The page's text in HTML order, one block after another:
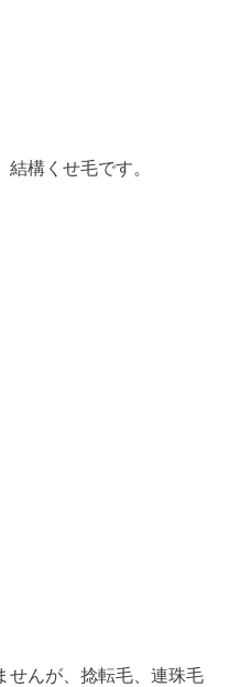
構くせ毛です。
せんが、捻転毛、連珠毛